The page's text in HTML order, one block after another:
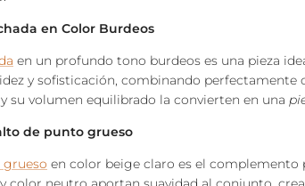
en Color Burdeos
en un profundo tono burdeos es una pieza
y sofisticación, combinando perfectamente
su volumen equilibrado la convierten en una
de punto grueso
en color beige claro es el complemento